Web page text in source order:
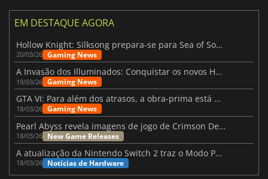
EM DESTAQUE AGORA
Hollow Knight: Silksong prepara-se para Sea of Sorrow com um patch
20/03/26 Gaming News
A Invasão dos Illuminados: Conquistar os novos Helldivers 2 Atualização!
19/03/26 Gaming News
GTA VI: Para além dos atrasos, a obra-prima está quase a chegar
18/03/26 Gaming News
Pearl Abyss revela imagens de jogo de Crimson Desert para a PS5
18/03/26 New Game Releases
A atualização da Nintendo Switch 2 traz o Modo Portátil aos jogos mais antigos da Switch
18/03/26 Notícias de Hardware